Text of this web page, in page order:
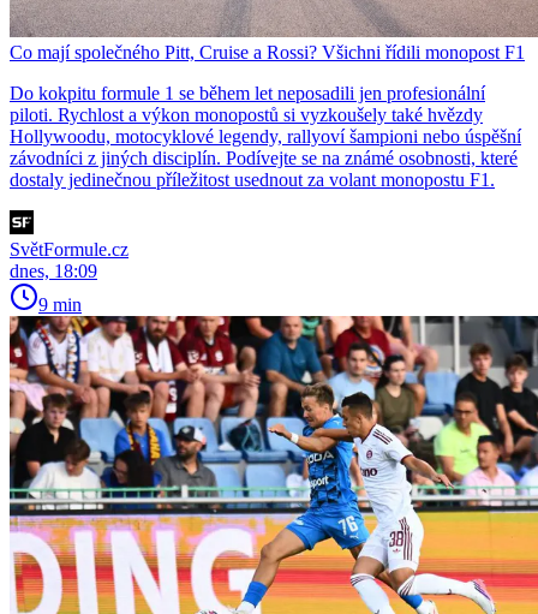
Co mají společného Pitt, Cruise a Rossi? Všichni řídili monopost F1
Do kokpitu formule 1 se během let neposadili jen profesionální
piloti. Rychlost a výkon monopostů si vyzkoušely také hvězdy
Hollywoodu, motocyklové legendy, rallyoví šampioni nebo úspěšní
závodníci z jiných disciplín. Podívejte se na známé osobnosti, které
dostaly jedinečnou příležitost usednout za volant monopostu F1.
SvětFormule.cz
dnes, 18:09
9 min